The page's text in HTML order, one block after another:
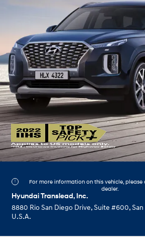
For more information on this vehicle,
dealer.
Hyundai Translead, Inc.
8880 Rio San Diego Drive, Suite #600, San
U.S.A.